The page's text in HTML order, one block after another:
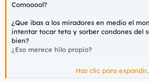
Comooool?
¿Que ibas a los miradores en medio el
intentar tocar teta y sorber condones del
bien?
¿Eso merece hilo propio?
Edit. Métete ahora con@Cenobita, calvo
Haz clic para